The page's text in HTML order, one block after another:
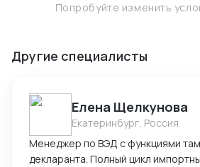
Попробуйте изменить
Другие специалисты
Елена Щелкунова
Екатеринбург, Россия
Менеджер по ВЭД с функциями
декларанта. Полный цикл